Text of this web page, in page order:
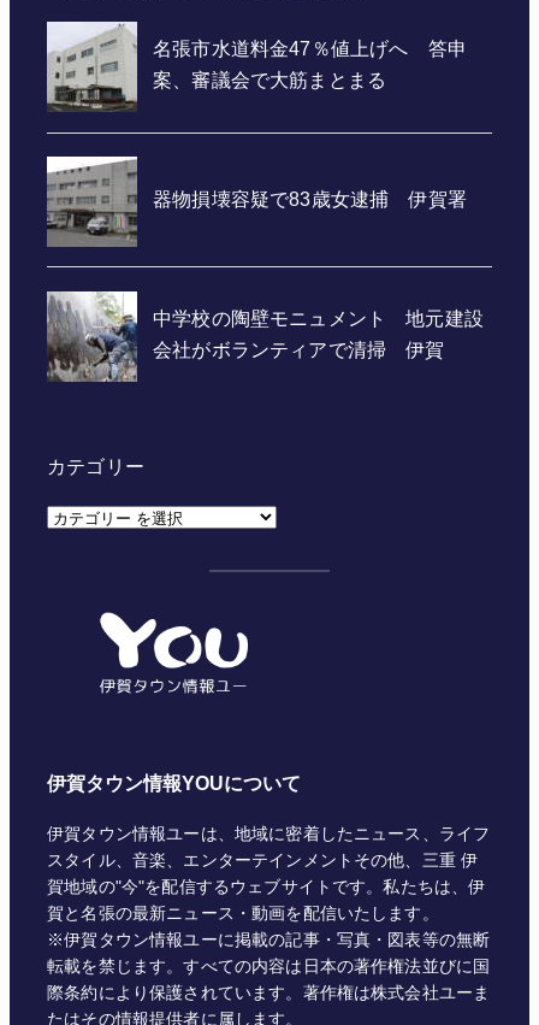
カテゴリー
カ
伊賀タウン情報YOUについて
伊賀タウン情報ユーは、地域に密着したニュース、ライフ
スタイル、音楽、エンターテインメントその他、三重 伊
賀地域の"今"を配信するウェブサイトです。私たちは、伊
賀と名張の最新ニュース・動画を配信いたします。
※伊賀タウン情報ユーに掲載の記事・写真・図表等の無断
転載を禁じます。すべての内容は日本の著作権法並びに国
際条約により保護されています。著作権は株式会社ユーま
たはその情報提供者に属します。